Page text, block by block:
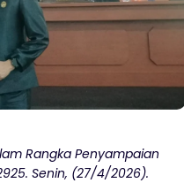
Rangka Penyampaian
Senin, (27/4/2026).